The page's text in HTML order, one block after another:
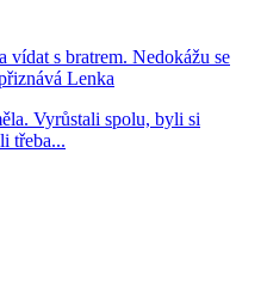
vídat s bratrem. Nedokážu se
Lenka
Vyrůstali spolu, byli si
třeba...